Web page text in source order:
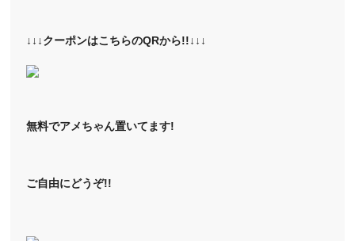
↓↓↓クーポンはこちらのQRから!!↓↓↓
無料でアメちゃん置いてます!
ご自由にどうぞ!!